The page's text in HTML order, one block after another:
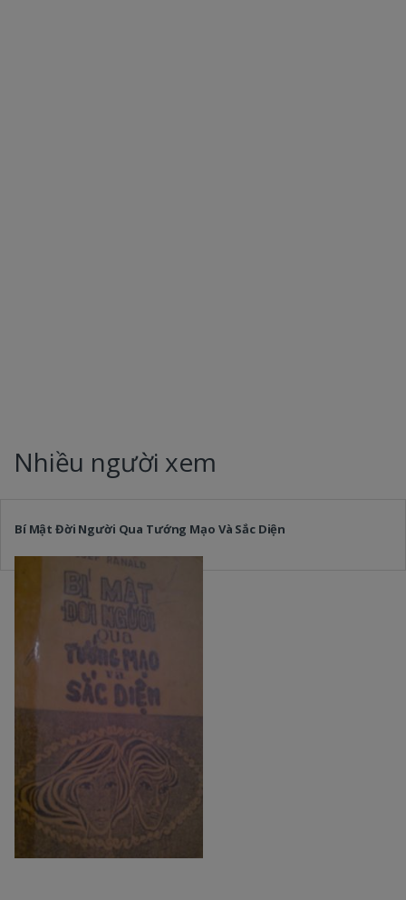
Nhiều người xem
Bí Mật Đời Người Qua Tướng Mạo Và Sắc Diện